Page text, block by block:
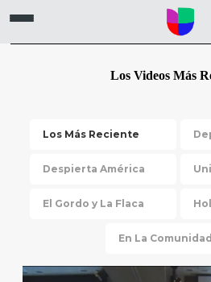
Los Videos Más
Los Más Reciente
Despierta América
El Gordo y La Flaca
En La Comunidad